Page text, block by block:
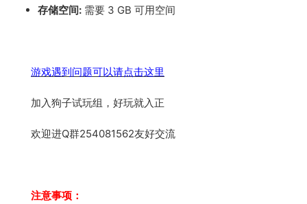
存储空间: 需要 3 GB 可用空间
游戏遇到问题可以请点击这里
加入狗子试玩组，好玩就入正
欢迎进Q群254081562友好交流
注意事项：